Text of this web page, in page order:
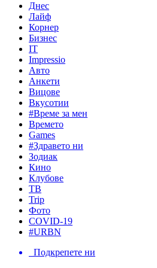
Днес
Лайф
Корнер
Бизнес
IT
Impressio
Авто
Анкети
Вицове
Вкусотии
#Време за мен
Времето
Games
#Здравето ни
Зодиак
Кино
Клубове
ТВ
Trip
Фото
COVID-19
#URBN
Подкрепете ни